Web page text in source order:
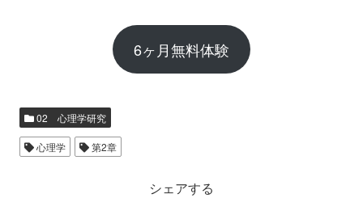
6ヶ月無料体験
02 心理学研究
心理学 第2章
シェアする